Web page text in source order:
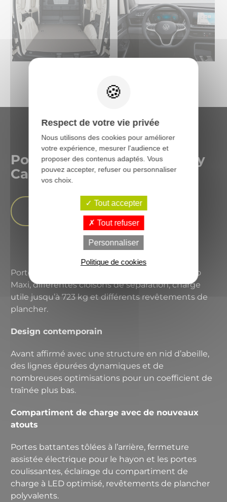
Pourquoi opter pour le Cady
Cargo ?
Demande d’informations
Porte coulissante plus large sur le Caddy Cargo
Maxi, différentes cloisons de séparation, charge
utile jusqu’à 723 kg et différents revête­ments de
plancher.
Design contemporain
Avant affirmé avec une structure en nid d’abeille,
des lignes épurées dynamiques et de
nombreuses optimi­sations pour un coefficient de
traînée plus bas.
Compartiment de charge avec de nouveaux
atouts
Portes battantes tôlées à l’arrière, fermeture
assistée électrique pour le hayon et les portes
coulis­santes, éclairage du compartiment de
charge à LED optimisé, revêtements de plancher
polyvalents.
Respect de votre vie privée
Nous utilisons des cookies pour améliorer
votre expérience, mesurer l'audience et
proposer des contenus adaptés. Vous
pouvez accepter, refuser ou personnaliser
vos choix.
Tout accepter
Tout refuser
Personnaliser
Politique de cookies